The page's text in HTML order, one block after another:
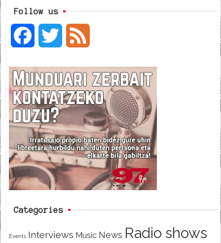
Follow us
c
e
b
o
o
i
t
t
e
e
d
Categories
Events Interviews Music News Radio shows